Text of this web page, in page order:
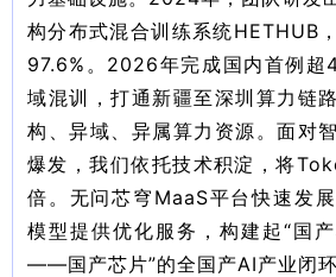
构分布式混合训练系统HETHUB
97.6%。2026年完成国内首例超
域混训，打通新疆至深圳算力链
构、异域、异属算力资源。面对
爆发，我们依托技术积淀，将
倍。无问芯穹MaaS平台快速发
模型提供优化服务，构建起“国
——国产芯片”的全国产AI产业闭环